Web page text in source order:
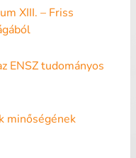
XIII. – Friss
ENSZ tudományos
minőségének